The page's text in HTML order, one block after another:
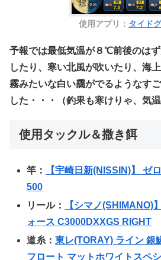
使用アプリ： タイド
予報では最低気温が８℃前後のは
したり、寒い北風が吹いたり、海
霧みたいな白い靄がでるようなす
した・・・（釣果も寒けりゃ、気温
使用タックル＆撒き餌
竿：
【宇崎日新(NISSIN)】 ゼ
500
リール：
【シマノ(SHIMANO)
ォース C3000DXXGS RIGHT
道糸：東レ(TORAY) ライン 銀
フロート マットホワイトスペ